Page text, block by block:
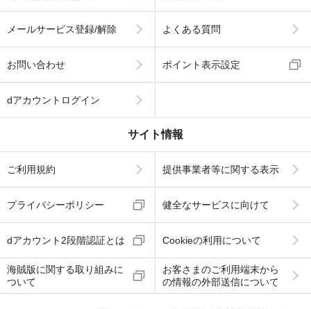
メールサービス登録/解除 よくある質問
お問い合わせ ポイント表示設定
dアカウントログイン
サイト情報
ご利用規約 提供事業者等に関する表示
プライバシーポリシー 健全なサービスに向けて
dアカウント2段階認証とは Cookieの利用について
海賊版に関する取り組みに
ついて
お客さまのご利用端末から
の情報の外部送信について